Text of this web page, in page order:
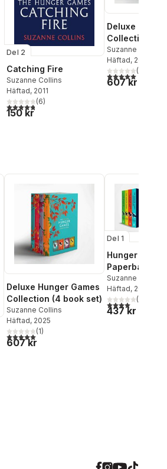
röster:
Del 2
Catching Fire
Suzanne Collins
Häftad, 2011
4,8utav 5 stjärnor. Totalt antal röster:
(6)
150 kr
Deluxe
Collection (4
Suzanne Collins
Häftad, 2025
5,0utav 5(
607 kr
röster:
Deluxe Hunger Games
Collection (4 book set)
Suzanne Collins
Häftad, 2025
5,0utav 5 stjärnor. Totalt antal röster:
(1)
607 kr
Del 1
Hunger
Paperback
Suzanne Collins
Häftad, 2021
4,0utav 5(
437 kr